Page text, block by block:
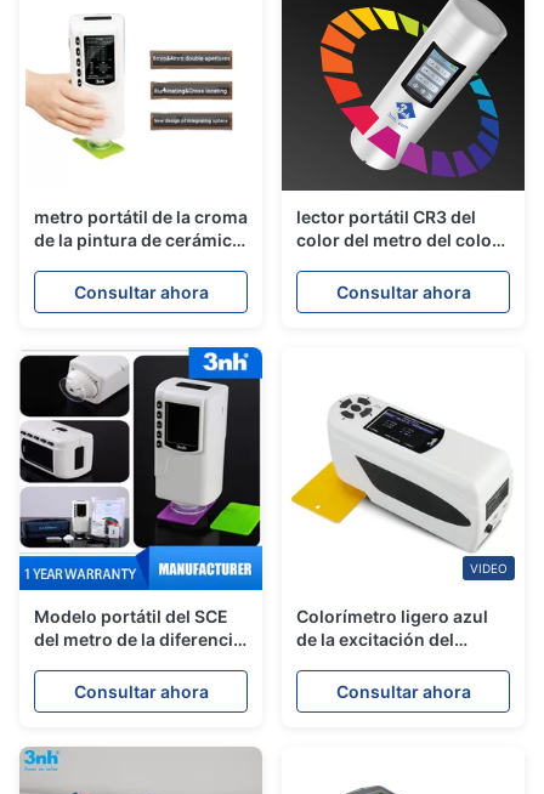
metro portátil de la croma
de la pintura de cerámica
ApertrueConsultar ahora
lector portátil CR3 del
color del metro del color
colorímetro Silk para el
equipo de LABORATORIO
Consultar ahora
Modelo portátil del SCE
del metro de la diferencia
para imprimir la tinta de
la pintura
Consultar ahora
VIDEO
Colorímetro ligero azul
de la excitación del
Silk NH310 CIE del color
de Digitaces de la croma
Consultar ahora